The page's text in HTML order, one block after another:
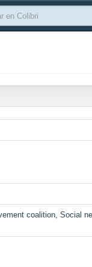
coalition, Social